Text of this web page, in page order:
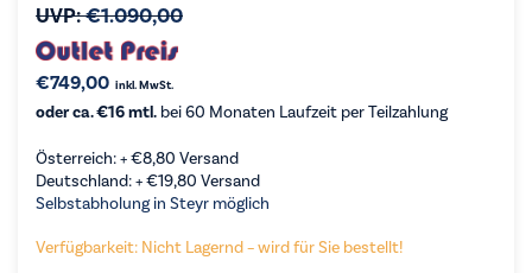
UVP:€1.090,00
€749,00 inkl. MwSt.
oder ca. €16 mtl. bei 60 Monaten Laufzeit per Teilzahlung
Österreich: +€8,80 Versand
Deutschland: +€19,80 Versand
Selbstabholung in Steyr möglich
Verfügbarkeit: Nicht Lagernd – wird für Sie bestellt!